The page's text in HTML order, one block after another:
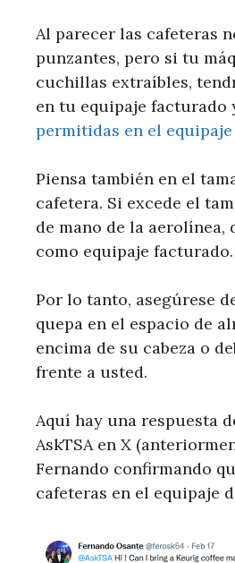
Al parecer las cafeteras
punzantes, pero si tu
cuchillas extraíbles,
en tu equipaje facturado
permitidas en el equipaje
Piensa también en el
cafetera. Si excede el
de mano de la aerolínea,
como equipaje facturado.
Por lo tanto, asegúrese
quepa en el espacio de
encima de su cabeza o
frente a usted.
Aquí hay una respuesta
AskTSA en X
Fernando confirmando
cafeteras en el equipaje